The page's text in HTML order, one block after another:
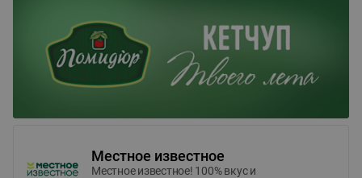
Местное известное
Местное известное! 100% вкус и